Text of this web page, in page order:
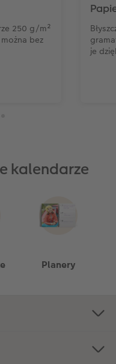
250 g/m²
bez
je
kalendarze
Planery